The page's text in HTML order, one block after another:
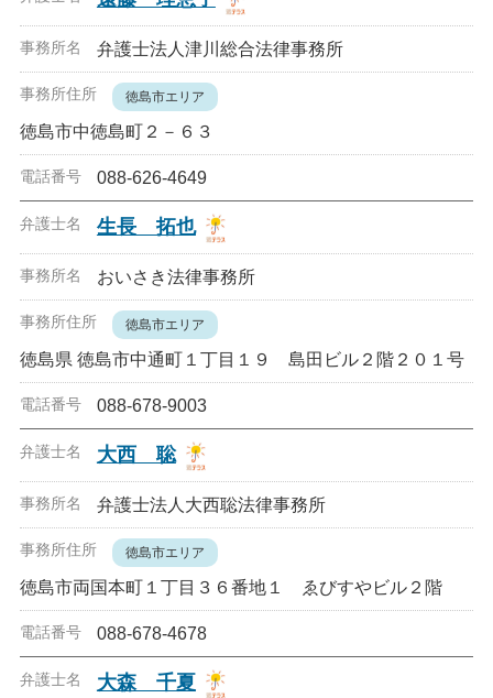
弁護士法人津川総合法律事務所
徳島市エリア
徳島市中徳島町２－６３
088-626-4649
生長 拓也
おいさき法律事務所
徳島市エリア
徳島県 徳島市中通町１丁目１９ 島田ビル２階２０１号
088-678-9003
大西 聡
弁護士法人大西聡法律事務所
徳島市エリア
徳島市両国本町１丁目３６番地１ ゑびすやビル２階
088-678-4678
大森 千夏